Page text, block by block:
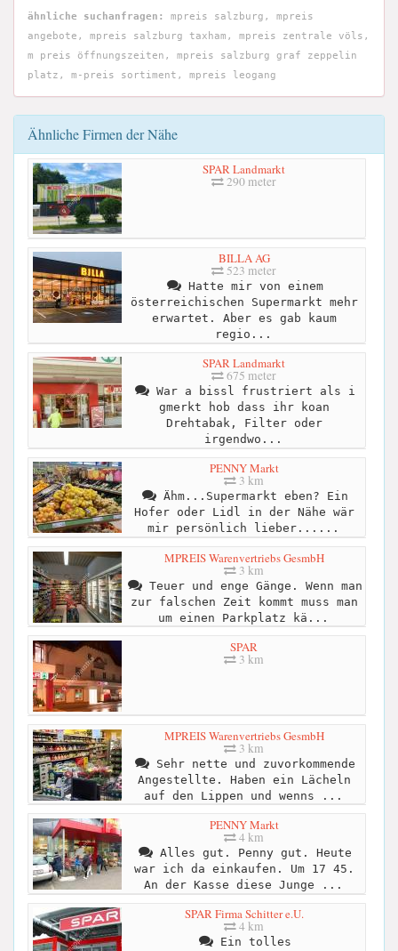
ähnliche suchanfragen:
mpreis salzburg, mpreis
angebote, mpreis salzburg taxham, mpreis zentrale völs,
m preis öffnungszeiten, mpreis salzburg graf zeppelin
platz, m-preis sortiment, mpreis leogang
Ähnliche Firmen der Nähe
SPAR Landmarkt
290 meter
BILLA AG
523 meter
Hatte mir von einem
österreichischen Supermarkt mehr
erwartet. Aber es gab kaum
regio...
SPAR Landmarkt
675 meter
War a bissl frustriert als i
gmerkt hob dass ihr koan
Drehtabak, Filter oder
irgendwo...
PENNY Markt
3 km
Ähm...Supermarkt eben? Ein
Hofer oder Lidl in der Nähe wär
mir persönlich lieber......
MPREIS Warenvertriebs GesmbH
3 km
Teuer und enge Gänge. Wenn man
zur falschen Zeit kommt muss man
um einen Parkplatz kä...
SPAR
3 km
MPREIS Warenvertriebs GesmbH
3 km
Sehr nette und zuvorkommende
Angestellte. Haben ein Lächeln
auf den Lippen und wenns ...
PENNY Markt
4 km
Alles gut. Penny gut. Heute
war ich da einkaufen. Um 17 45.
An der Kasse diese Junge ...
SPAR Firma Schitter e.U.
4 km
Ein tolles